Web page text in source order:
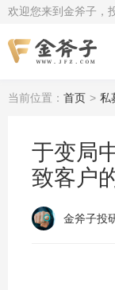
欢迎您来到金斧子，
当前位置： 首页 > 私
于变局
致客户
金斧子投